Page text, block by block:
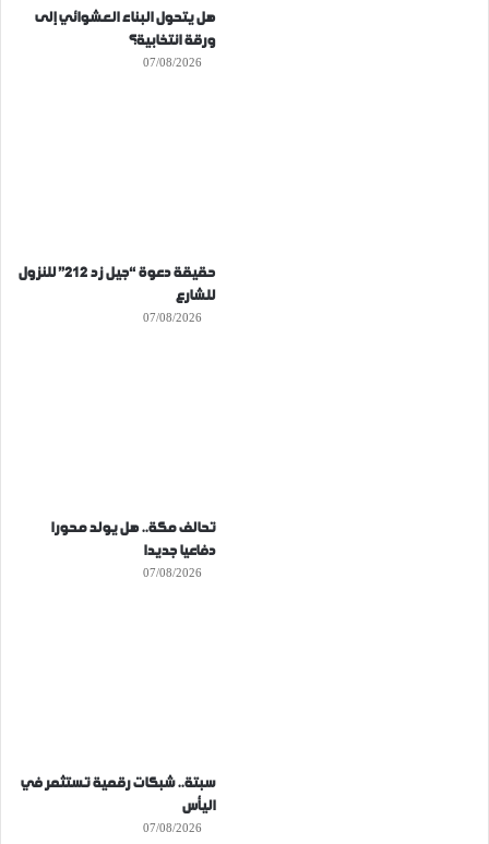
هل يتحول البناء العشوائي إلى
ورقة انتخابية؟
07/08/2026
حقيقة دعوة “جيل زد 212” للنزول
للشارع
07/08/2026
تحالف مكة.. هل يولد محورا
دفاعيا جديدا
07/08/2026
سبتة.. شبكات رقمية تستثمر في
اليأس
07/08/2026